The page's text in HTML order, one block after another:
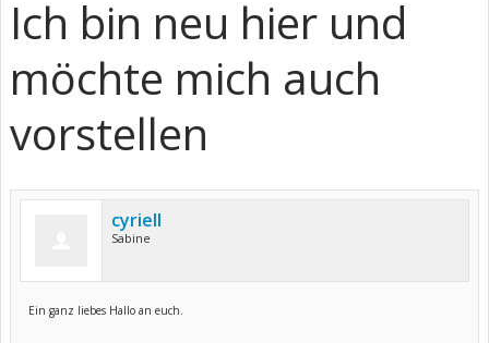
Ich bin neu hier und
möchte mich auch
vorstellen
cyriell
Sabine
Ein ganz liebes Hallo an euch.